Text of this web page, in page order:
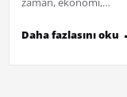
Daha fazlasını oku